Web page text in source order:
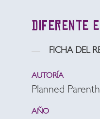
Diferente
FICHA DEL
AUTORÍA
Planned
AÑO